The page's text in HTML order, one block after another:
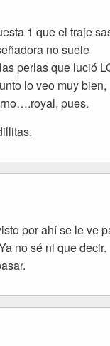
1 que el traje
no suele
perlas que lució
lo veo muy bien,
pues.
por ahí se le ve
no sé ni que decir.